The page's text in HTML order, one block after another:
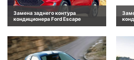
Замена заднего контура
кондиционера Ford Escape